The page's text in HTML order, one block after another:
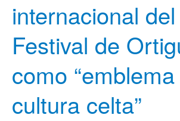
internacional del
Festival de
como
cultura celta”